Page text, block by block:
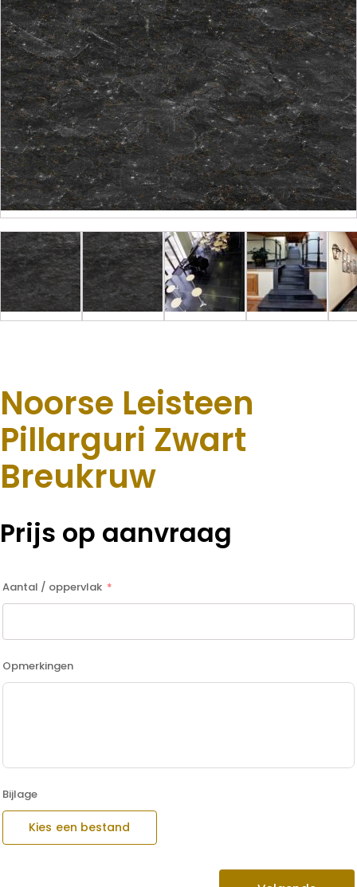
Noorse Leisteen
Pillarguri Zwart
Breukruw
Prijs op aanvraag
Aantal / oppervlak
Opmerkingen
Bijlage
Kies een bestand